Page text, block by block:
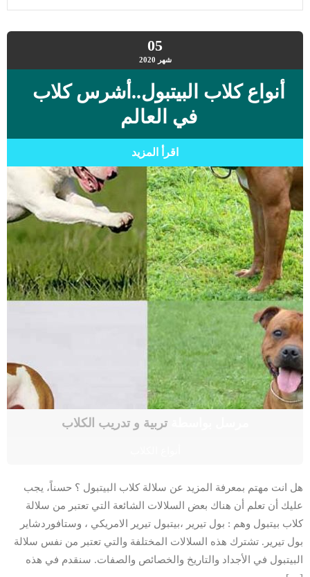
05
شهر 2020
أنواع كلاب البيتبول..أشرس كلاب
في العالم
اقرأ المزيد
مرسل بواسطةتربية و تدريب الكلاب
هل انت مهتم بمعرفة المزيد عن سلالة كلاب البيتبول ؟ حسناً، يجب
عليك أن تعلم أن هناك بعض السلالات الشائعة التي تعتبر من سلالة
كلاب بيتبول وهم : بول تيرير ،بيتبول تيرير الامريكي ، وستافوردشاير
بول تيرير. تشترك هذه السلالات المختلفة والتي تعتبر من نفس سلالة
البيتبول في الأجداد والتاريخ والخصائص والصفات. سنقدم في هذه